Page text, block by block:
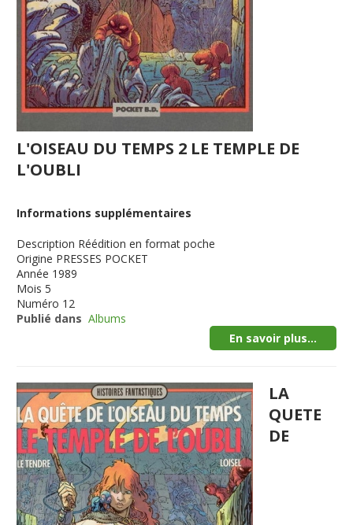
L'OISEAU DU TEMPS 2 LE TEMPLE DE
L'OUBLI
Informations supplémentaires
Description Réédition en format poche
Origine PRESSES POCKET
Année 1989
Mois 5
Numéro 12
Publié dans Albums
En savoir plus...
LA
QUETE
DE